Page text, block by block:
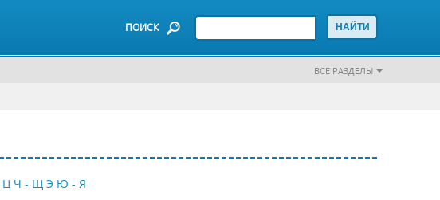
ПОИСК
ВСЕ РАЗДЕЛЫ
Ц Ч - Щ Э Ю - Я